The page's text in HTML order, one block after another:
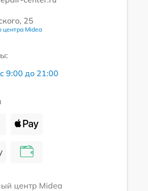
25
центра Midea
9:00 до 21:00
центр Midea